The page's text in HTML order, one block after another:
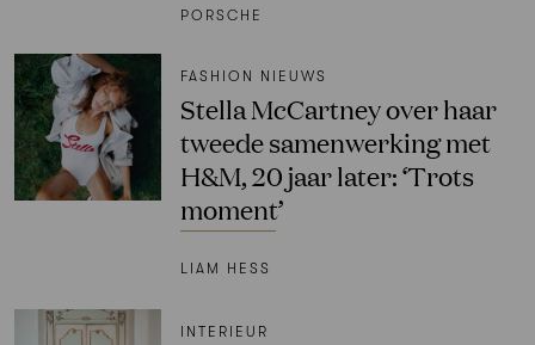
PORSCHE
FASHION NIEUWS
Stella McCartney over haar
tweede samenwerking met
H&M, 20 jaar later: ‘Trots
moment’
LIAM HESS
INTERIEUR